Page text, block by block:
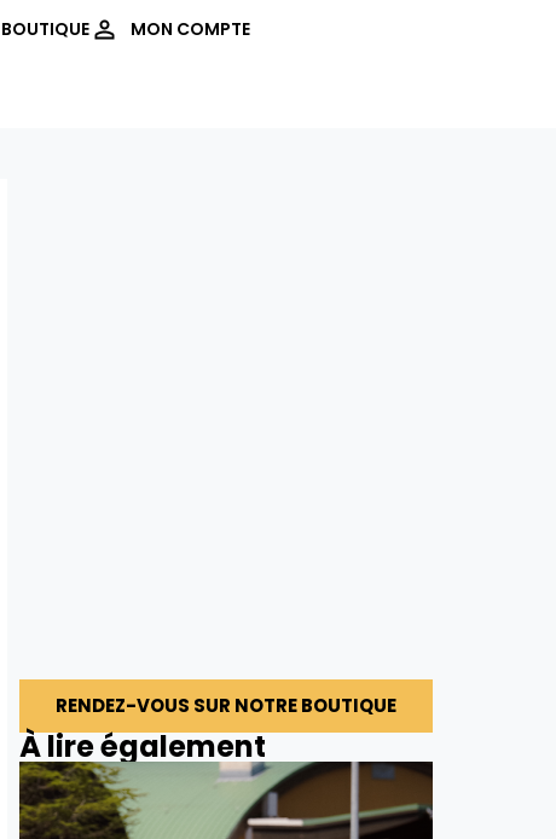
BOUTIQUE MON COMPTE
RENDEZ-VOUS SUR NOTRE BOUTIQUE
À lire également